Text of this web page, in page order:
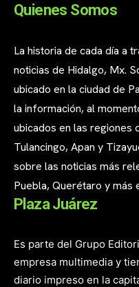
Quienes Somos
La historia de cada día a
noticias de Hidalgo, Mx.
ubicado en la ciudad de
la información, al
ubicados en las regiones
Tulancingo, Apan y
sobre las noticias más
Puebla, Querétaro y más
Plaza Juárez
Es parte del Grupo
empresa multimedia y
diario impreso en la